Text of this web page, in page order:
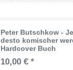
Peter Butschkow -
desto komischer
Hardcover Buch
10,00 € *